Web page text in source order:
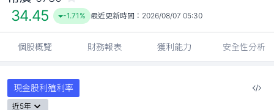
34.45 -1.71% 最近更新時間： 2026/08/07 05:30
個股概覽 財務報表 獲利能力 安全性分析
現金股利殖利率
近5年